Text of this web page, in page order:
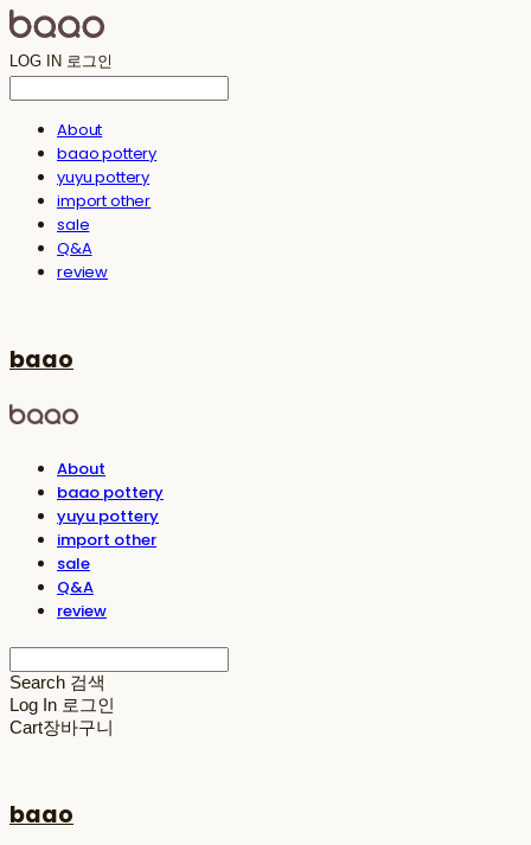
LOG IN 로그인
About
baao pottery
yuyu pottery
import other
sale
Q&A
review
baao
About
baao pottery
yuyu pottery
import other
sale
Q&A
review
Search 검색
Log In 로그인
Cart장바구니
baao